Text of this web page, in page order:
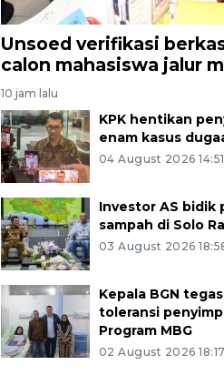
Unsoed verifikasi
calon mahasiswa jalur
10 jam lalu
KPK hentikan
enam kasus
04 August 2026
Investor AS bidik
sampah di Solo
03 August 2026
Kepala BGN
toleransi
Program MBG
02 August 2026